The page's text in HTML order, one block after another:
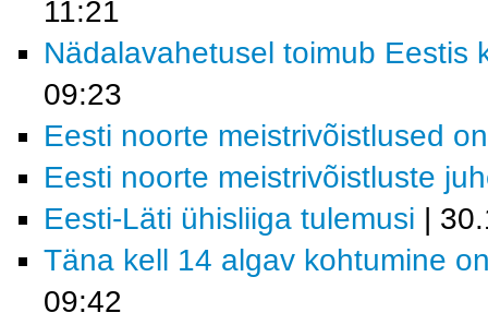
11:21
Nädalavahetusel toimub Eestis
09:23
Eesti noorte meistrivõistlused
Eesti noorte meistrivõistluste
Eesti-Läti ühisliiga tulemusi |
Täna kell 14 algav kohtumine
09:42